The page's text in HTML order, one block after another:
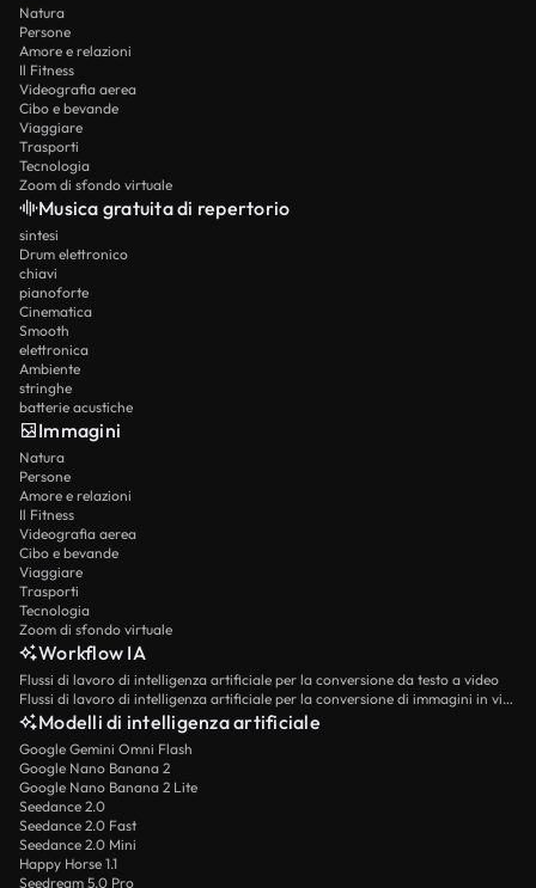
Natura
Persone
Amore e relazioni
Il Fitness
Videografia aerea
Cibo e bevande
Viaggiare
Trasporti
Tecnologia
Zoom di sfondo virtuale
Musica gratuita di repertorio
sintesi
Drum elettronico
chiavi
pianoforte
Cinematica
Smooth
elettronica
Ambiente
stringhe
batterie acustiche
Immagini
Natura
Persone
Amore e relazioni
Il Fitness
Videografia aerea
Cibo e bevande
Viaggiare
Trasporti
Tecnologia
Zoom di sfondo virtuale
Workflow IA
Flussi di lavoro di intelligenza artificiale per la conversione da testo a video
Flussi di lavoro di intelligenza artificiale per la conversione di immagini in video
Modelli di intelligenza artificiale
Google Gemini Omni Flash
Google Nano Banana 2
Google Nano Banana 2 Lite
Seedance 2.0
Seedance 2.0 Fast
Seedance 2.0 Mini
Happy Horse 1.1
Seedream 5.0 Pro